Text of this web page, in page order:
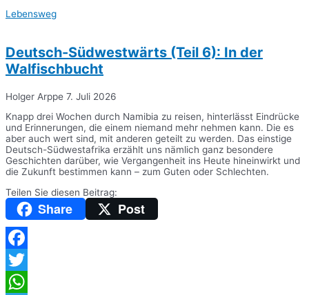
Lebensweg
Deutsch-Südwestwärts (Teil 6): In der
Walfischbucht
Holger Arppe 7. Juli 2026
Knapp drei Wochen durch Namibia zu reisen, hinterlässt Eindrücke
und Erinnerungen, die einem niemand mehr nehmen kann. Die es
aber auch wert sind, mit anderen geteilt zu werden. Das einstige
Deutsch-Südwestafrika erzählt uns nämlich ganz besondere
Geschichten darüber, wie Vergangenheit ins Heute hineinwirkt und
die Zukunft bestimmen kann – zum Guten oder Schlechten.
Teilen Sie diesen Beitrag:
Share Post
Facebook
Twitter